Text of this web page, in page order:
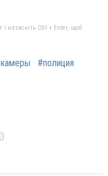
натисніть Ctrl + Enter, щоб
#полиция